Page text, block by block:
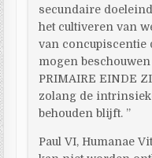
secundaire
het cultiveren van
van concupiscentie
mogen
PRIMAIRE EINDE
zolang de
behouden blijft. ”
Paul VI, Humanae